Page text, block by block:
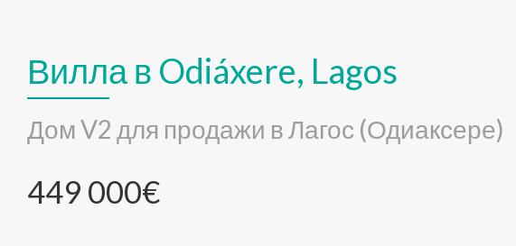
Вилла в Odiáxere, Lagos
Дом V2 для продажи в Лагос (Одиаксере)
449 000€